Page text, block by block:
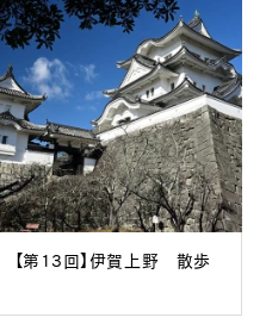
【第13回】伊賀上野 散歩